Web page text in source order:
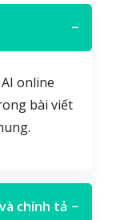
−
online
bài viết
chính tả −